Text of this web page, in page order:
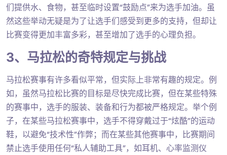
们提供水、食物，甚至临时设置“鼓励点”来为选手加油。虽
然这些举动无疑是为了让选手们感受到更多的支持，但却让
比赛变得更加丰富多彩，甚至增加了选手的心理负担。
3、马拉松的奇特规定与挑战
马拉松赛事有许多看似平常，但实际上非常有趣的规定。例
如，虽然马拉松比赛的目标是尽快完成比赛，但在某些特殊
的赛事中，选手的服装、装备和行为都被严格规定。举个例
子，在某些马拉松赛事中，选手不得穿戴过于“炫酷”的运动
鞋，以避免“技术性”作弊；而在某些其他赛事中，比赛期间
禁止选手使用任何“私人辅助工具”，如耳机、心率监测仪